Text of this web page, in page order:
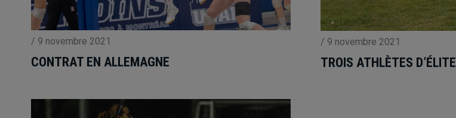
/ 9 novembre 2021
CONTRAT EN ALLEMAGNE
/ 9 novembre 2021
TROIS ATHLÈTES D’ÉLITE